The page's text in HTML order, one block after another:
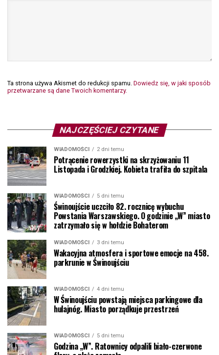
Ta strona używa Akismet do redukcji spamu. Dowiedz się, w jaki sposób
przetwarzane są dane Twoich komentarzy.
NAJCZĘŚCIEJ CZYTANE
WIADOMOŚCI 2 dni temu
Potrącenie rowerzystki na skrzyżowaniu 11
Listopada i Grodzkiej. Kobieta trafiła do szpitala
WIADOMOŚCI 5 dni temu
Świnoujście uczciło 82. rocznicę wybuchu
Powstania Warszawskiego. O godzinie „W” miasto
zatrzymało się w hołdzie Bohaterom
WIADOMOŚCI 3 dni temu
Wakacyjna atmosfera i sportowe emocje na 458.
parkrunie w Świnoujściu
WIADOMOŚCI 4 dni temu
W Świnoujściu powstają miejsca parkingowe dla
hulajnóg. Miasto porządkuje przestrzeń
WIADOMOŚCI 5 dni temu
Godzina „W”. Ratownicy odpalili biało-czerwone